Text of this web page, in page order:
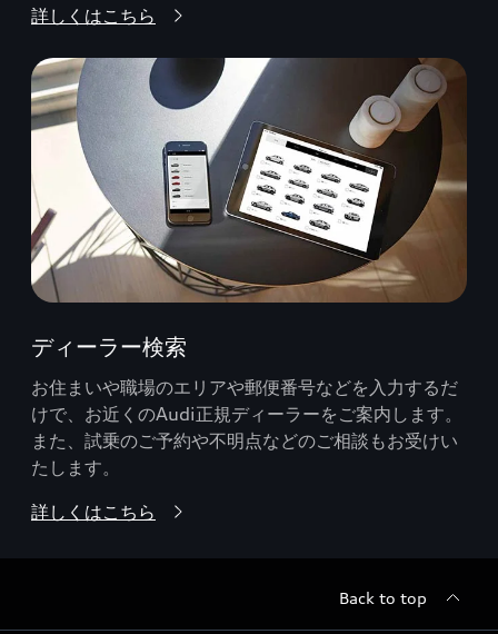
詳しくはこちら
ディーラー検索
お住まいや職場のエリアや郵便番号などを入力するだ
けで、お近くのAudi正規ディーラーをご案内します。
また、試乗のご予約や不明点などのご相談もお受けい
たします。
詳しくはこちら
Back to top